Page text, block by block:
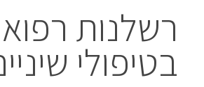
רשלנות
בטיפולי